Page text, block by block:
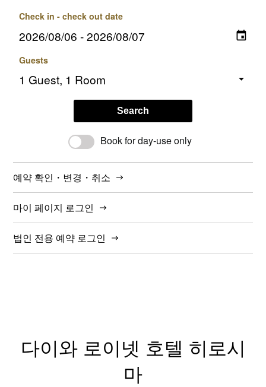
Check in - check out date
Guests
Search
Book for day-use only
예약 확인・변경・취소
마이 페이지 로그인
법인 전용 예약 로그인
다이와 로이넷 호텔 히로시
마